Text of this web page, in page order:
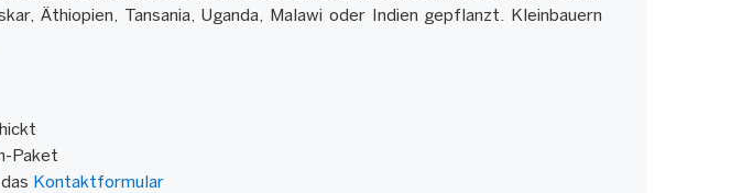
Äthiopien, Tansania, Uganda, Malawi oder Indien gepflanzt. Kleinbauern
Paket
Kontaktformular